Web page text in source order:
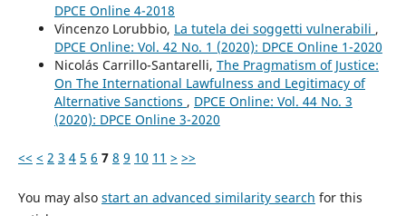
DPCE Online 4-2018
Vincenzo Lorubbio, La tutela dei soggetti vulnerabili ,
DPCE Online: Vol. 42 No. 1 (2020): DPCE Online 1-2020
Nicolás Carrillo-Santarelli, The Pragmatism of Justice:
On The International Lawfulness and Legitimacy of
Alternative Sanctions , DPCE Online: Vol. 44 No. 3
(2020): DPCE Online 3-2020
<< < 2 3 4 5 6 7 8 9 10 11 > >>
You may also start an advanced similarity search for this